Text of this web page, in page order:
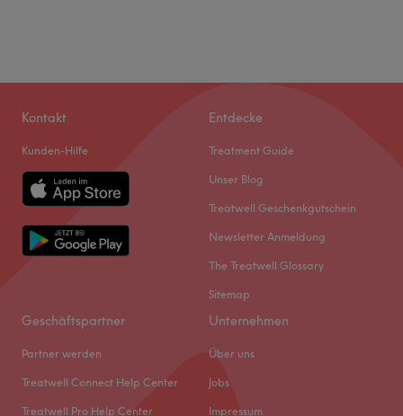
Kontakt
Kunden-Hilfe
Entdecke
Treatment Guide
Unser Blog
Treatwell Geschenkgutschein
Newsletter Anmeldung
The Treatwell Glossary
Sitemap
Geschäftspartner
Partner werden
Treatwell Connect Help Center
Treatwell Pro Help Center
Unternehmen
Über uns
Jobs
Impressum